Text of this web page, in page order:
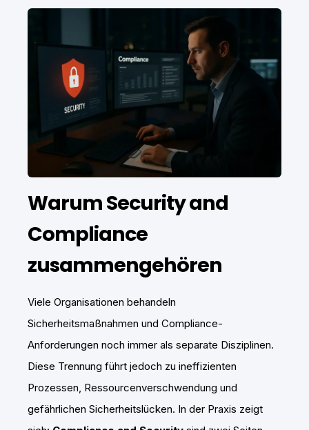
Warum Security and
Compliance
zusammengehören
Viele Organisationen behandeln
Sicherheitsmaßnahmen und Compliance-
Anforderungen noch immer als separate Disziplinen.
Diese Trennung führt jedoch zu ineffizienten
Prozessen, Ressourcenverschwendung und
gefährlichen Sicherheitslücken. In der Praxis zeigt